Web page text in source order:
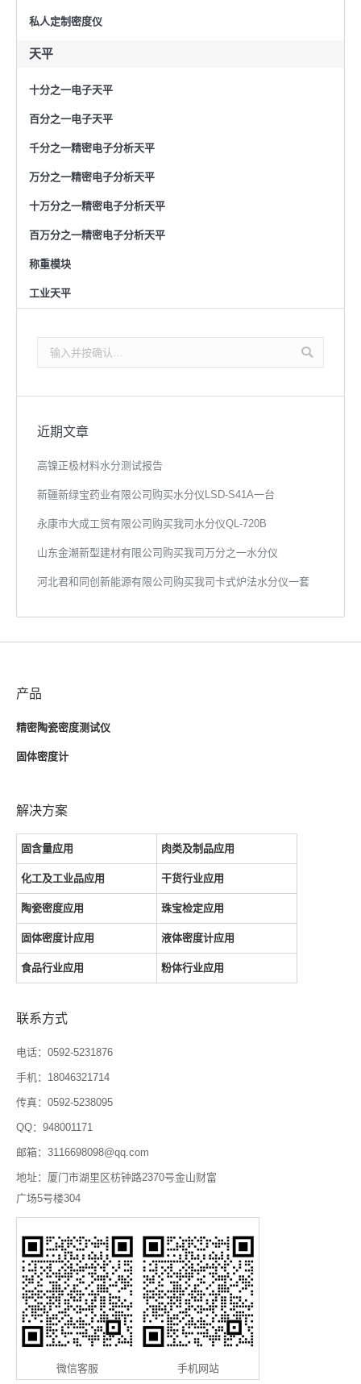
私人定制密度仪
天平
十分之一电子天平
百分之一电子天平
千分之一精密电子分析天平
万分之一精密电子分析天平
十万分之一精密电子分析天平
百万分之一精密电子分析天平
称重模块
工业天平
索：
近期文章
高镍正极材料水分测试报告
新疆新绿宝药业有限公司购买水分仪LSD-S41A一台
永康市大成工贸有限公司购买我司水分仪QL-720B
山东金潮新型建材有限公司购买我司万分之一水分仪
河北君和同创新能源有限公司购买我司卡式炉法水分仪一套
产品
精密陶瓷密度测试仪
固体密度计
解决方案
固含量应用 肉类及制品应用
化工及工业品应用 干货行业应用
陶瓷密度应用 珠宝检定应用
固体密度计应用 液体密度计应用
食品行业应用 粉体行业应用
联系方式
电话：0592-5231876
手机：18046321714
传真：0592-5238095
QQ：948001171
邮箱：3116698098@qq.com
地址：厦门市湖里区枋钟路2370号金山财富
广场5号楼304
微信客服 手机网站